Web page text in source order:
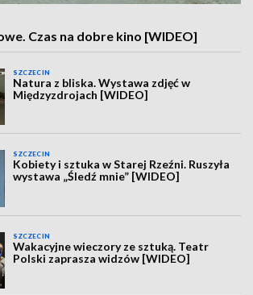
Czas na dobre kino [WIDEO]
SZCZECIN
Natura z bliska. Wystawa zdjęć w
Międzyzdrojach [WIDEO]
SZCZECIN
Kobiety i sztuka w Starej Rzeźni. Ruszyła
wystawa „Śledź mnie” [WIDEO]
SZCZECIN
Wakacyjne wieczory ze sztuką. Teatr
Polski zaprasza widzów [WIDEO]